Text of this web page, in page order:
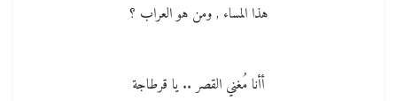
هذا المساء , ومن هو العراب ؟
أأنا مُغني القصر .. يا قرطاجة